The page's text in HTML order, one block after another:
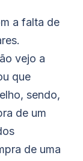
a falta de
vejo a
que
sendo,
de um
de uma